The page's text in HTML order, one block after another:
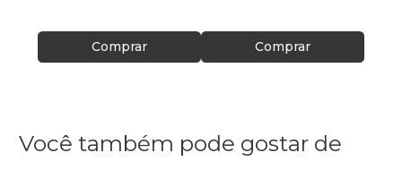
Comprar Comprar
Você também pode gostar de